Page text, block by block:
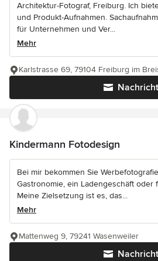
Architektur-Fotograf, Freiburg. Ich
und Produkt-Aufnahmen.
für Unternehmen und Ver...
Mehr
Nachricht
Karlstrasse 69, 79104 Freiburg im
Kindermann Fotodesign
Bei mir bekommen Sie
Gastronomie, ein Ladengeschäft oder
Meine Zielsetzung ist es, das...
Mehr
Nachricht
Mattenweg 9, 79241 Wasenweiler